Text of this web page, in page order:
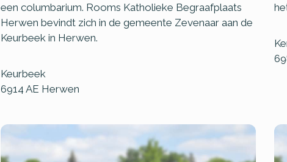
een columbarium. Rooms Katholieke Begraafplaats
Herwen bevindt zich in de gemeente Zevenaar aan de
Keurbeek in Herwen.
Keurbeek
6914 AE Herwen